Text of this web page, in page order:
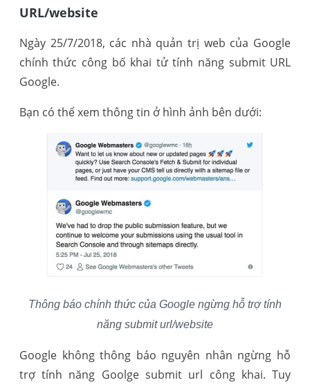
URL/website
Ngày 25/7/2018, các nhà quản trị web của Google
chính thức công bố khai tử tính năng submit URL
Google.
Bạn có thể xem thông tin ở hình ảnh bên dưới:
Thông báo chính thức của Google ngừng hỗ trợ tính
năng submit url/website
Google không thông báo nguyên nhân ngừng hỗ
trợ tính năng Goolge submit url công khai. Tuy